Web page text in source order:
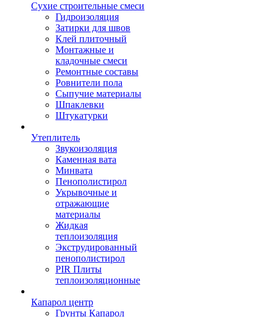
Сухие строительные смеси
Гидроизоляция
Затирки для швов
Клей плиточный
Монтажные и
кладочные смеси
Ремонтные составы
Ровнители пола
Сыпучие материалы
Шпаклевки
Штукатурки
Утеплитель
Звукоизоляция
Каменная вата
Минвата
Пенополистирол
Укрывочные и
отражающие
материалы
Жидкая
теплоизоляция
Экструдированный
пенополистирол
PIR Плиты
теплоизоляционные
Капарол центр
Грунты Капарол